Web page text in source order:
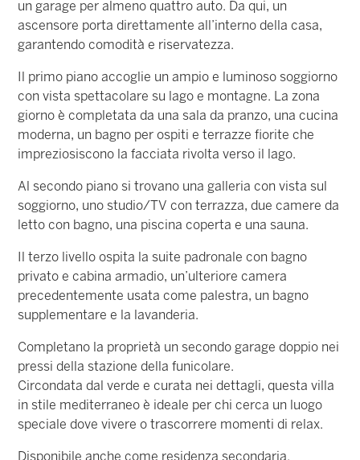
un garage per almeno quattro auto. Da qui, un
ascensore porta direttamente all’interno della casa,
garantendo comodità e riservatezza.
Il primo piano accoglie un ampio e luminoso soggiorno
con vista spettacolare su lago e montagne. La zona
giorno è completata da una sala da pranzo, una cucina
moderna, un bagno per ospiti e terrazze fiorite che
impreziosiscono la facciata rivolta verso il lago.
Al secondo piano si trovano una galleria con vista sul
soggiorno, uno studio/TV con terrazza, due camere da
letto con bagno, una piscina coperta e una sauna.
Il terzo livello ospita la suite padronale con bagno
privato e cabina armadio, un’ulteriore camera
precedentemente usata come palestra, un bagno
supplementare e la lavanderia.
Completano la proprietà un secondo garage doppio nei
pressi della stazione della funicolare.
Circondata dal verde e curata nei dettagli, questa villa
in stile mediterraneo è ideale per chi cerca un luogo
speciale dove vivere o trascorrere momenti di relax.
Disponibile anche come residenza secondaria.